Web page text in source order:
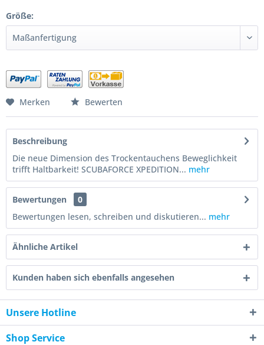
Größe:
Merken Bewerten
Beschreibung
Die neue Dimension des Trockentauchens Beweglichkeit
trifft Haltbarkeit! SCUBAFORCE XPEDITION... mehr
Bewertungen
0
Bewertungen lesen, schreiben und diskutieren... mehr
Ähnliche Artikel
Kunden haben sich ebenfalls angesehen
Unsere Hotline
Shop Service